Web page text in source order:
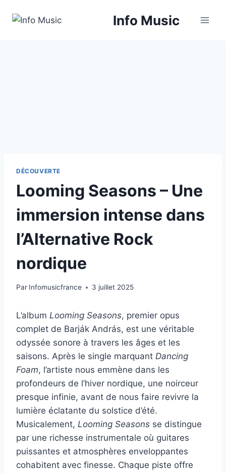
Info Music
DÉCOUVERTE
Looming Seasons – Une
immersion intense dans
l’Alternative Rock
nordique
Par Infomusicfrance 3 juillet 2025
L’album Looming Seasons, premier opus
complet de Barják András, est une véritable
odyssée sonore à travers les âges et les
saisons. Après le single marquant Dancing
Foam, l’artiste nous emmène dans les
profondeurs de l’hiver nordique, une noirceur
presque infinie, avant de nous faire revivre la
lumière éclatante du solstice d’été.
Musicalement, Looming Seasons se distingue
par une richesse instrumentale où guitares
puissantes et atmosphères enveloppantes
cohabitent avec finesse. Chaque piste offre